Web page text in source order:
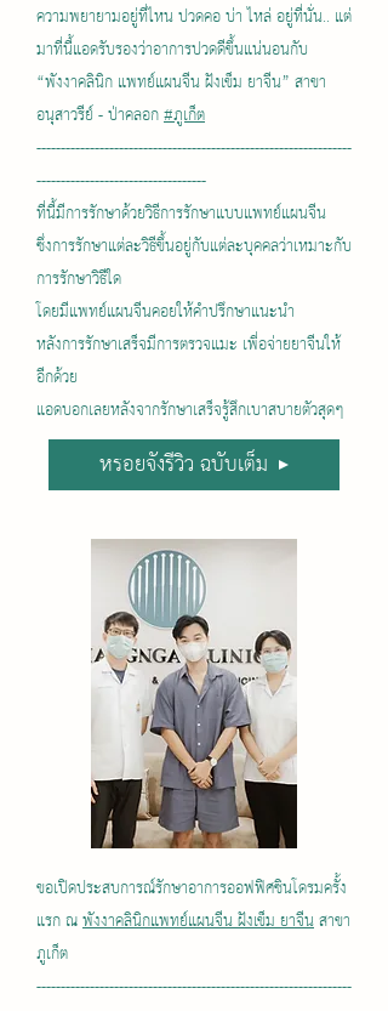
ความพยายามอยู่ที่ไหน ปวดคอ บ่า ไหล่ อยู่ที่นั่น.. แต่
มาที่นี้แอดรับรองว่าอาการปวดดีขึ้นแน่นอนกับ
“พังงาคลินิก แพทย์แผนจีน ฝังเข็ม ยาจีน” สาขา
อนุสาวรีย์ - ป่าคลอก#ภูเก็ต
-----------------------------------------------------------------
-----------------------------------
ที่นี้มีการรักษาด้วยวิธีการรักษาแบบแพทย์แผนจีน
ซึ่งการรักษาแต่ละวิธีขึ้นอยู่กับแต่ละบุคคลว่าเหมาะกับ
การรักษาวิธีใด
โดยมีแพทย์แผนจีนคอยให้คำปรึกษาแนะนำ
หลังการรักษาเสร็จมีการตรวจแมะ เพื่อจ่ายยาจีนให้
อีกด้วย
แอดบอกเลยหลังจากรักษาเสร็จรู้สึกเบาสบายตัวสุดๆ
หรอยจังรีวิว ฉบับเต็ม
ขอเปิดประสบการณ์รักษาอาการออฟฟิศซินโดรมครั้ง
แรก ณพังงาคลินิกแพทย์แผนจีน ฝังเข็ม ยาจีนสาขา
ภูเก็ต
-----------------------------------------------------------------